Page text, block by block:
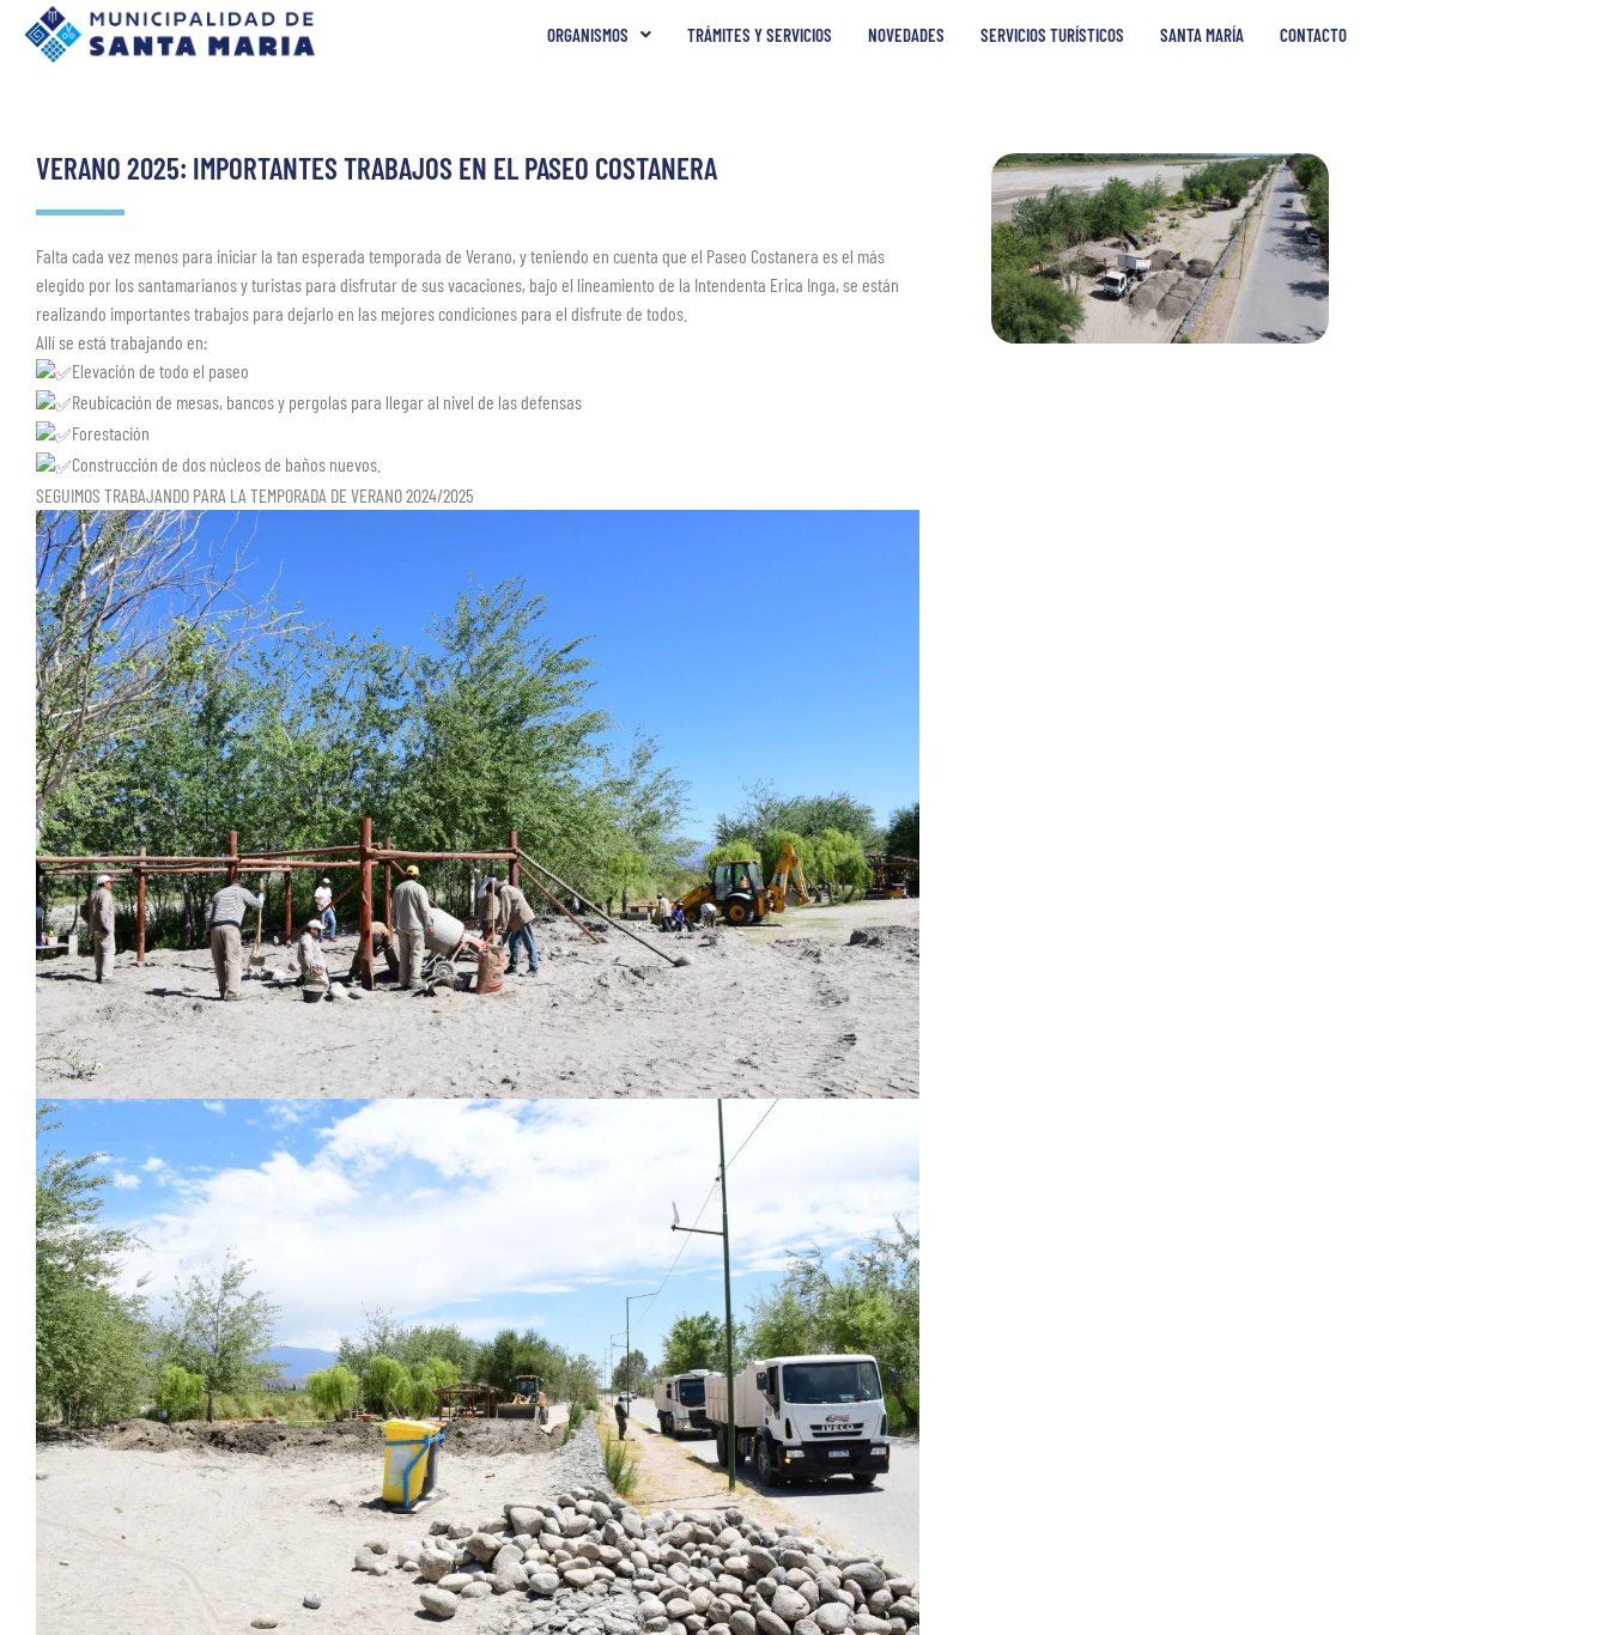
ORGANISMOS TRÁMITES Y SERVICIOS NOVEDADES SERVICIOS TURÍSTICOS SANTA MARÍA CONTACTO
VERANO 2025: IMPORTANTES TRABAJOS EN EL PASEO COSTANERA
Falta cada vez menos para iniciar la tan esperada temporada de Verano, y teniendo en cuenta que el Paseo Costanera es el más
elegido por los santamarianos y turistas para disfrutar de sus vacaciones, bajo el lineamiento de la Intendenta Erica Inga, se están
realizando importantes trabajos para dejarlo en las mejores condiciones para el disfrute de todos.
Allí se está trabajando en:
Elevación de todo el paseo
Reubicación de mesas, bancos y pergolas para llegar al nivel de las defensas
Forestación
Construcción de dos núcleos de baños nuevos.
SEGUIMOS TRABAJANDO PARA LA TEMPORADA DE VERANO 2024/2025